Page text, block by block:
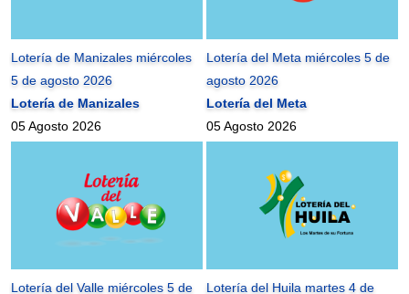
Lotería de Manizales miércoles
5 de agosto 2026
Lotería de Manizales
05 Agosto 2026
Lotería del Meta miércoles 5 de
agosto 2026
Lotería del Meta
05 Agosto 2026
Lotería del Valle miércoles 5 de Lotería del Huila martes 4 de